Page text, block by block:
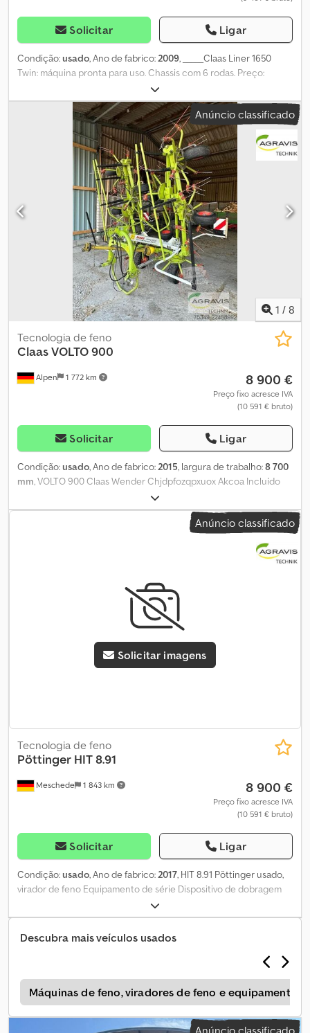
Solicitar Ligar
Condição:usado, Ano de fabrico:2009, _____Claas Liner 1650
Twin: máquina pronta para uso. Chassis com 6 rodas. Preço:
7.900,00 euros, sem IVA. Chodezp Angepfx Akcoa Local de
armazenamento: não especificado.
Anúncio classificado
1 / 8
Alpen 1 772 km
Tecnologia de feno
ClaasVOLTO 900
8 900 €
Preço fixo acresce IVA
(10 591 € bruto)
Solicitar Ligar
Condição:usado, Ano de fabrico: 2015, largura de trabalho:8 700
mm , VOLTO 900 Claas Wender Chjdpfozqpxuox Akcoa Incluído
no equipamento de série Tela de proteção para limitar a
dispersão nas laterais, com acionamento hidráulico.
Anúncio classificado
Solicitar imagens
Meschede 1 843 km
Tecnologia de feno
Pöttinger HIT 8.91
8 900 €
Preço fixo acresce IVA
(10 591 € bruto)
Solicitar Ligar
Condição:usado, Ano de fabrico:2017, HIT 8.91 Pöttinger usado,
virador de feno Equipamento de série Dispositivo de dobragem
hidráulico Dispositivo de distribuição de borda mecânico Cjdszq
Tdnepfx Akcjha
Descubra mais veículos usados
Máquinas de feno, viradores de feno e equipamentos